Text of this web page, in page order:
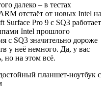
далеко – в тестах
отстаёт от новых Intel на
Pro 9 с SQ3 работает
Intel прошлого
с SQ3 значительно дороже
у неё немного. Да, у вас
но на этом всё.